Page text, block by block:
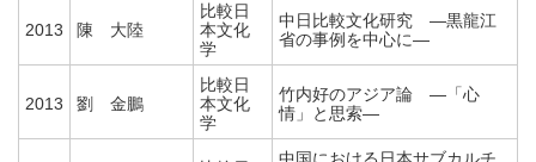
2013 陳 大陸
比較日
本文化
学
中日比較文化研究 ―黒龍江
省の事例を中心に―
2013 劉 金鵬
比較日
本文化
学
竹内好のアジア論 ―「心
情」と思索―